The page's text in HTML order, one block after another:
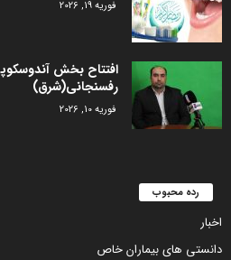
فوریه 19, 2026
افتتاح بخش
رفسنجانی(شرق)
فوریه 10, 2026
رده محبوب
اخبار
دانستی های بیماران خاص